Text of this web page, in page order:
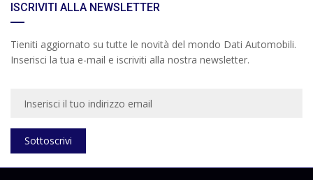
ISCRIVITI ALLA NEWSLETTER
Tieniti aggiornato su tutte le novità del mondo Dati Automobili.
Inserisci la tua e-mail e iscriviti alla nostra newsletter.
Sottoscrivi